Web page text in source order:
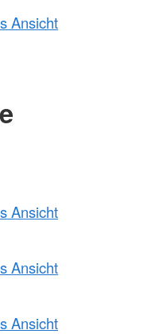
Ansicht
Ansicht
Ansicht
Ansicht